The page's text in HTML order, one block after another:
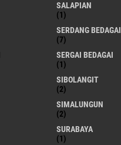
SALAPIAN
(1)
SERDANG BEDAGAI
(7)
SERGAI BEDAGAI
(1)
SIBOLANGIT
(2)
SIMALUNGUN
(2)
SURABAYA
(1)